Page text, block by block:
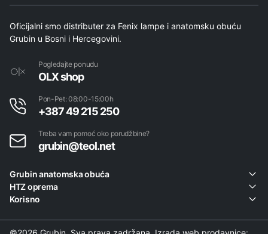
Oficijalni smo distributer za Fenix lampe i anatomsku obuću
Grubin u Bosni i Hercegovini.
Pogledajte ponudu
OLX shop
Pon-Pet: 08:00-15:00h
+387 49 215 250
Treba vam pomoć oko porudžbine?
grubin@teol.net
Grubin anatomska obuća
HTZ oprema
Korisno